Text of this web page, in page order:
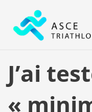
contenu
J’ai
«